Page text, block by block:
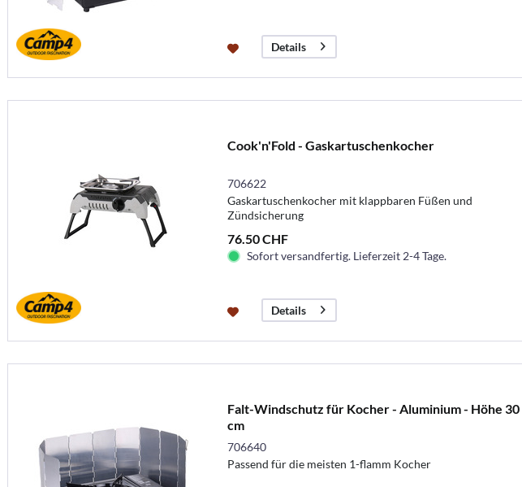
Details
Cook'n'Fold - Gaskartuschenkocher
706622
Gaskartuschenkocher mit klappbaren Füßen und
Zündsicherung
76.50 CHF
Sofort versandfertig. Lieferzeit 2-4 Tage.
Details
Falt-Windschutz für Kocher - Aluminium - Höhe 30
cm
706640
Passend für die meisten 1-flamm Kocher